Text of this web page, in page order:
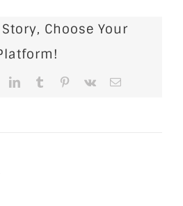
Choose Your
LinkedInTumblr Pinterest
Vk Email